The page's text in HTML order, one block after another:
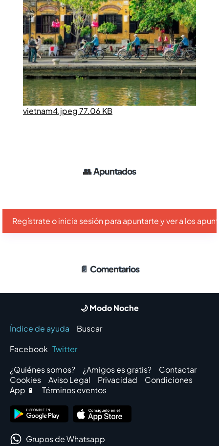
vietnam4.jpeg 77.06 KB
👥Apuntados
Regístrate o inicia sesión para apuntarte y ver a los
📄 Comentarios
🌙 Modo Noche
Índice de ayuda
Buscar
Facebook Twitter
¿Quiénes somos?
¿Amigos es gratis?
Contactar
Cookies
Aviso Legal Privacidad
Condiciones
App 📱
Términos eventos
Grupos de Whatsapp